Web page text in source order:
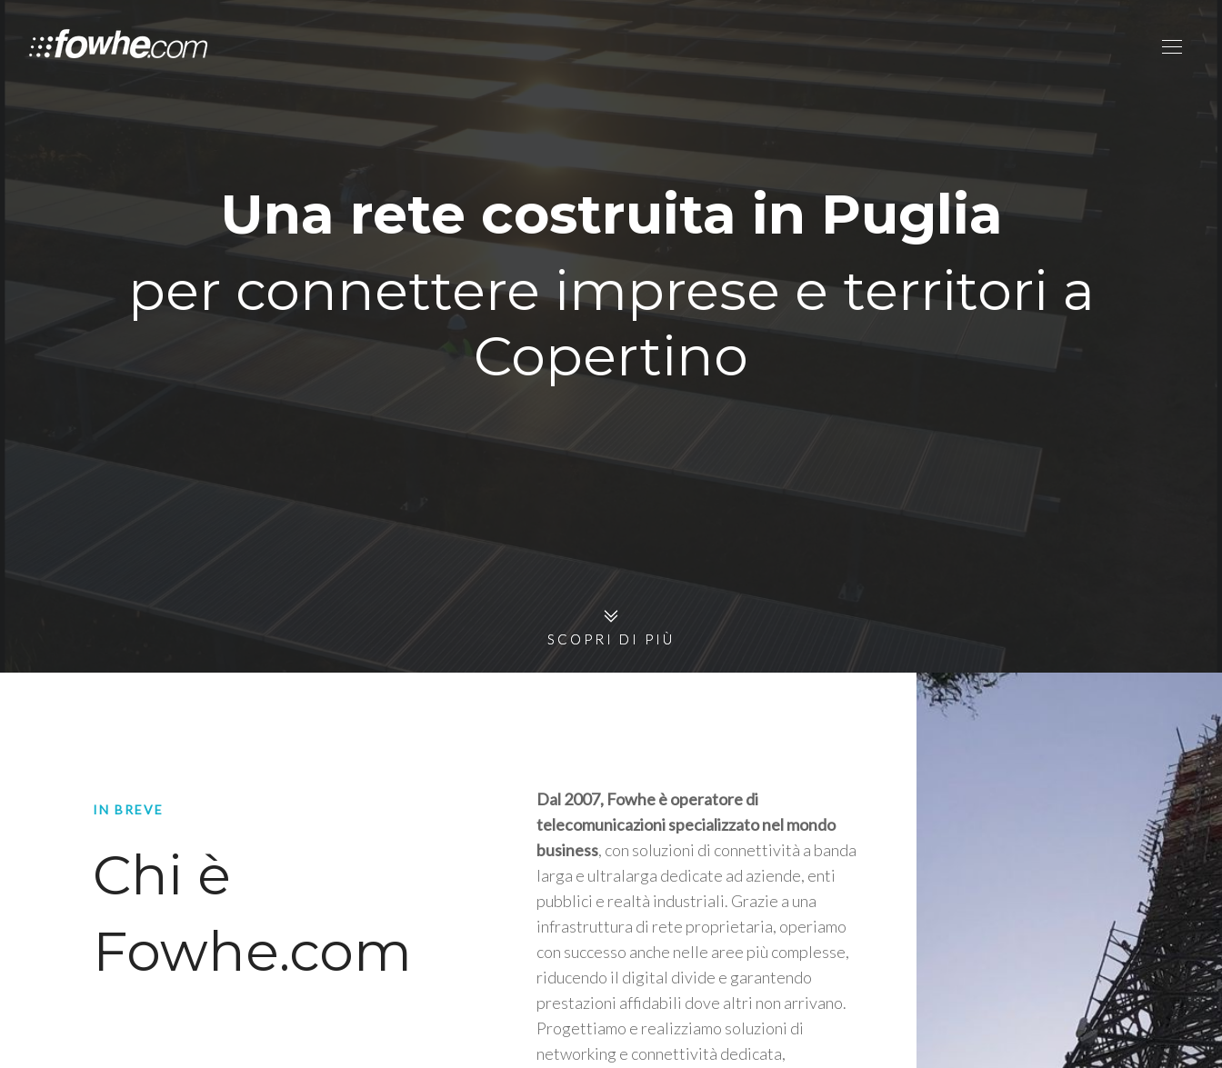
Una rete costruita in Puglia
per connettere imprese e territori a
Copertino
SCOPRI DI PIÙ
SCOPRI DI PIÙ
IN BREVE
Chi è
Fowhe.com
Dal 2007, Fowhe è operatore di
telecomunicazioni specializzato nel mondo
business, con soluzioni di connettività a banda
larga e ultralarga dedicate ad aziende, enti
pubblici e realtà industriali. Grazie a una
infrastruttura di rete proprietaria, operiamo
con successo anche nelle aree più complesse,
riducendo il digital divide e garantendo
prestazioni affidabili dove altri non arrivano.
Progettiamo e realizziamo soluzioni di
networking e connettività dedicata,